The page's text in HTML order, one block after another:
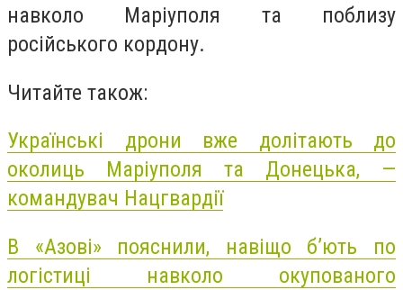
навколо Маріуполя та поблизу
російського кордону.
Читайте також:
Українські дрони вже долітають до
околиць Маріуполя та Донецька, —
командувач Нацгвардії
В «Азові» пояснили, навіщо б’ють по
логістиці навколо окупованого